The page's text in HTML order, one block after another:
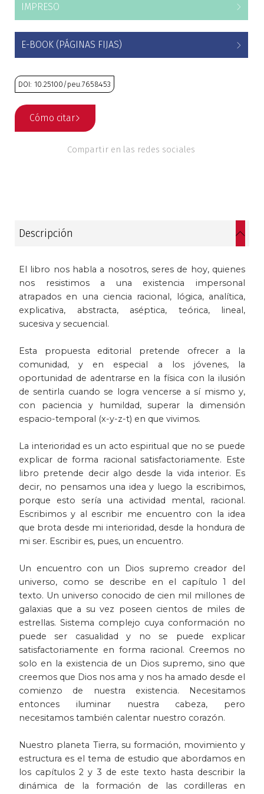
Estudios culturales
Estudios editoriales
Estudios regionales
Ética
Filosofía
Historia
Ingeniería
Literatura
Matemáticas
Medioambiente
Música
Narcotráfico
Periodismo
Política y gobierno
Posconflicto
Psicología
Violencia
IMPRESO
E-BOOK (PÁGINAS FIJAS)
DOI: 10.25100/peu.7658453
Cómo citar
Compartir en las redes sociales
Descripción
El libro nos habla a nosotros, seres de hoy, quienes
nos resistimos a una existencia impersonal
atrapados en una ciencia racional, lógica, analítica,
explicativa, abstracta, aséptica, teórica, lineal,
sucesiva y secuencial.
Esta propuesta editorial pretende ofrecer a la
comunidad, y en especial a los jóvenes, la
oportunidad de adentrarse en la física con la ilusión
de sentirla cuando se logra vencerse a sí mismo y,
con paciencia y humildad, superar la dimensión
espacio-temporal (x-y-z-t) en que vivimos.
La interioridad es un acto espiritual que no se puede
explicar de forma racional satisfactoriamente. Este
libro pretende decir algo desde la vida interior. Es
decir, no pensamos una idea y luego la escribimos,
porque esto sería una actividad mental, racional.
Escribimos y al escribir me encuentro con la idea
que brota desde mi interioridad, desde la hondura de
mi ser. Escribir es, pues, un encuentro.
Un encuentro con un Dios supremo creador del
universo, como se describe en el capítulo 1 del
texto. Un universo conocido de cien mil millones de
galaxias que a su vez poseen cientos de miles de
estrellas. Sistema complejo cuya conformación no
puede ser casualidad y no se puede explicar
satisfactoriamente en forma racional. Creemos no
solo en la existencia de un Dios supremo, sino que
creemos que Dios nos ama y nos ha amado desde el
comienzo de nuestra existencia. Necesitamos
entonces iluminar nuestra cabeza, pero
necesitamos también calentar nuestro corazón.
Nuestro planeta Tierra, su formación, movimiento y
estructura es el tema de estudio que abordamos en
los capítulos 2 y 3 de este texto hasta describir la
dinámica de la formación de las cordilleras en